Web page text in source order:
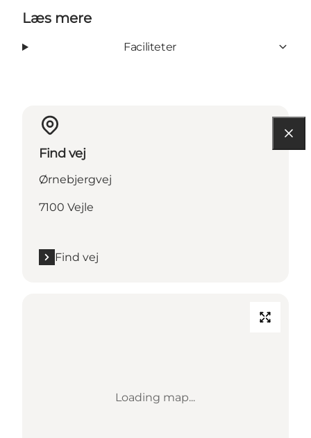
Læs mere
Faciliteter
Find vej
Ørnebjergvej
7100 Vejle
Find vej
Loading map...